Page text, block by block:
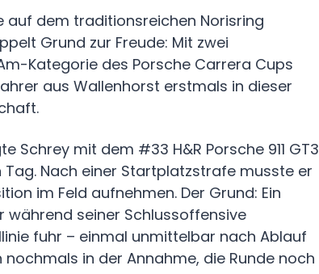
auf dem traditionsreichen Norisring
Grund zur Freude: Mit zwei
Kategorie des Porsche Carrera Cups
aus Wallenhorst erstmals in dieser
Schrey mit dem #33 H&R Porsche 911 GT3
Nach einer Startplatzstrafe musste er
im Feld aufnehmen. Der Grund: Ein
während seiner Schlussoffensive
fuhr – einmal unmittelbar nach Ablauf
nochmals in der Annahme, die Runde noch